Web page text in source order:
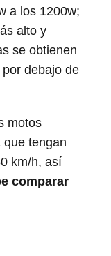
a los 1200w;
alto y
se obtienen
debajo de
motos
tengan
km/h, así
comparar